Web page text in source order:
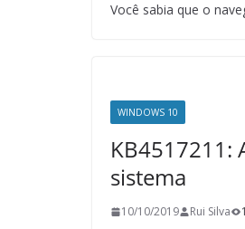
Você sabia que o
WINDOWS 10
KB4517211:
sistema
10/10/2019 Rui Silva